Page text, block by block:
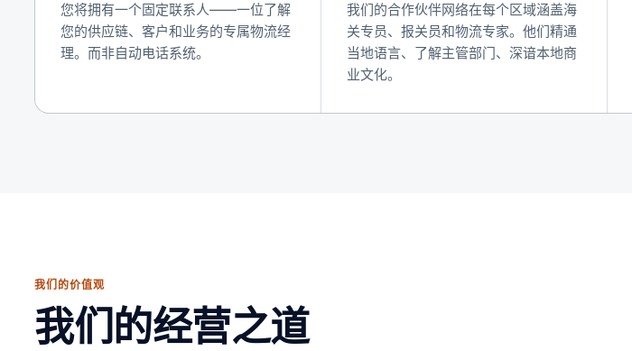
您将拥有一个固定联系人——一位了解
您的供应链、客户和业务的专属物流经
理。而非自动电话系统。
我们的合作伙伴网络在每个区域涵盖海
关专员、报关员和物流专家。他们精通
当地语言、了解主管部门、深谙本地商
业文化。
我们的价值观
我们的经营之道